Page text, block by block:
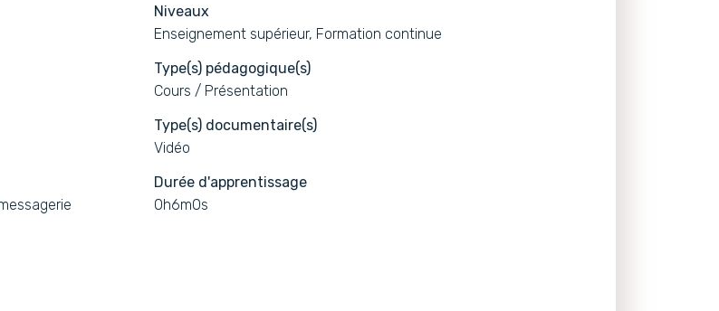
Niveaux
Enseignement supérieur, Formation continue
Type(s) pédagogique(s)
Cours / Présentation
Type(s) documentaire(s)
Vidéo
Durée d'apprentissage
0h6m0s